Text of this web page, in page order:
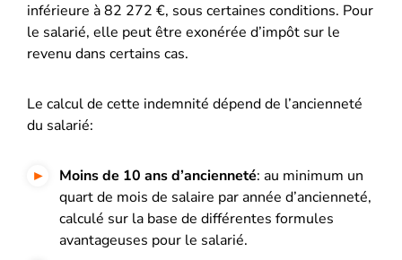
inférieure à 82 272 €, sous certaines conditions. Pour
le salarié, elle peut être exonérée d’impôt sur le
revenu dans certains cas.
Le calcul de cette indemnité dépend de l’ancienneté
du salarié:
Moins de 10 ans d’ancienneté: au minimum un
quart de mois de salaire par année d’ancienneté,
calculé sur la base de différentes formules
avantageuses pour le salarié.